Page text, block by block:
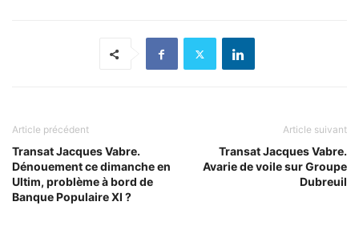
Article précédent
Transat Jacques Vabre.
Dénouement ce dimanche en
Ultim, problème à bord de
Banque Populaire XI ?
Article suivant
Transat Jacques Vabre.
Avarie de voile sur Groupe
Dubreuil